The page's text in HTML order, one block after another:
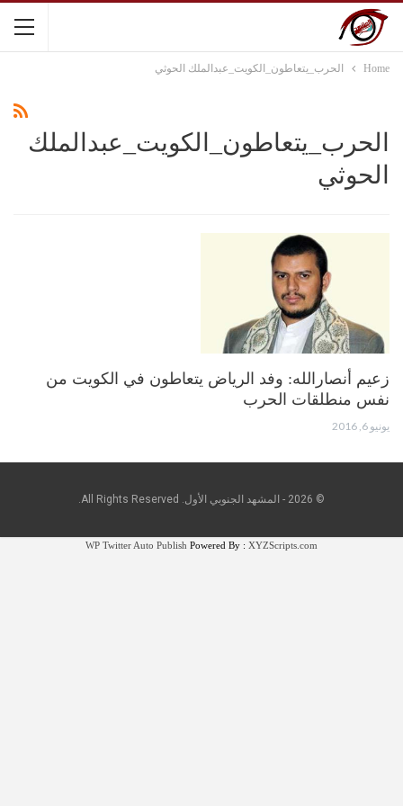
Home الحرب_يتعاطون_الكويت_عبدالملك الحوثي
الحرب_يتعاطون_الكويت_عبدالملك
الحوثي
زعيم أنصارالله: وفد الرياض يتعاطون في الكويت من
نفس منطلقات الحرب
يونيو 6, 2016
© 2026 - المشهد الجنوبي الأول. All Rights Reserved.
WP Twitter Auto Publish Powered By : XYZScripts.com